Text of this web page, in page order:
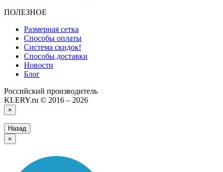
ПОЛЕЗНОЕ
Размерная сетка
Способы оплаты
Система скидок!
Способы доставки
Новости
Блог
Российский производитель
KLERY.ru © 2016 – 2026
×
Назад
×